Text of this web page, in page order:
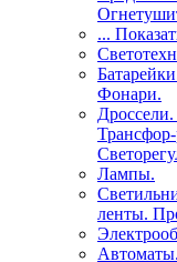
...
Фонари.
Лампы.
ленты.